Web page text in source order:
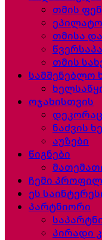
თმის
თმისა
თმის
სამშენებლო
ოჯახისთვის
ნაძვის
აუზები
წიგნები
ჩემი
ეს
პარტნიორი
პირადი